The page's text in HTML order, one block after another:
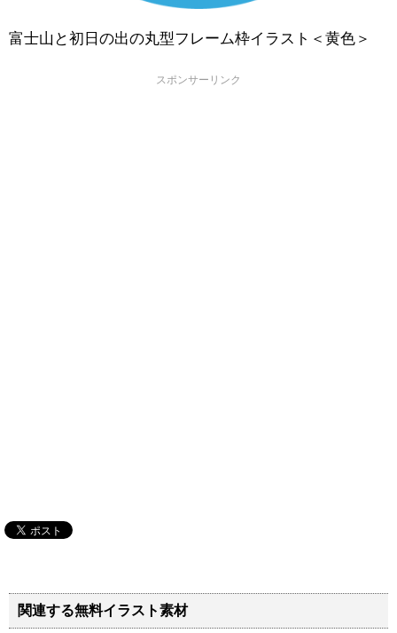
富士山と初日の出の丸型フレーム枠イラスト＜黄色＞
スポンサーリンク
関連する無料イラスト素材